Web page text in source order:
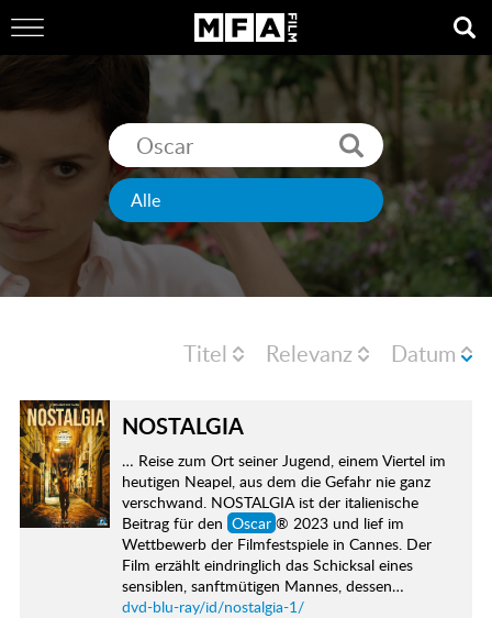
Titel Relevanz Datum
NOSTALGIA
… Reise zum Ort seiner Jugend, einem Viertel im
heutigen Neapel, aus dem die Gefahr nie ganz
verschwand. NOSTALGIA ist der italienische
Beitrag für den Oscar ® 2023 und lief im
Wettbewerb der Filmfestspiele in Cannes. Der
Film erzählt eindringlich das Schicksal eines
sensiblen, sanftmütigen Mannes, dessen…
dvd-blu-ray/id/nostalgia-1/